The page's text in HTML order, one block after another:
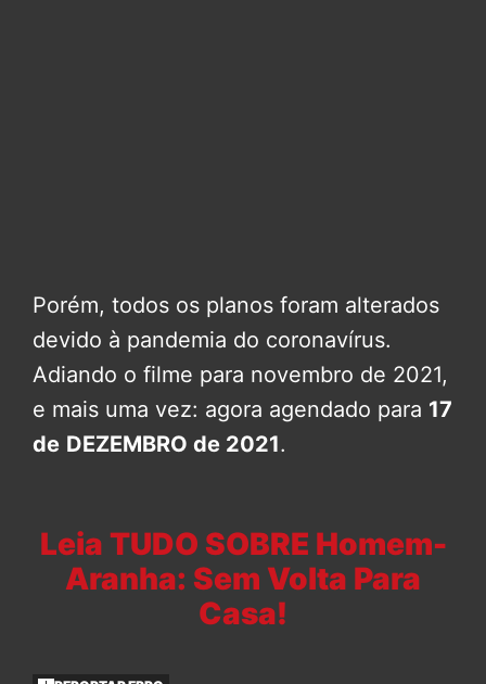
Porém, todos os planos foram alterados
devido à pandemia do coronavírus.
Adiando o filme para novembro de 2021,
e mais uma vez: agora agendado para 17
de DEZEMBRO de 2021.
Leia TUDO SOBRE Homem-
Aranha: Sem Volta Para
Casa!